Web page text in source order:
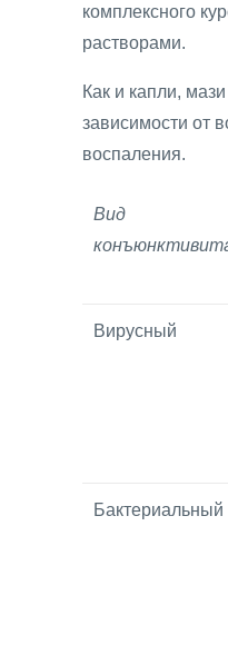
комплексного
растворами.
Как и капли,
зависимости от
воспаления.
Вид
Вирусный
Бактериальный